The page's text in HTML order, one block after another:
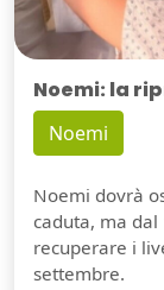
Noemi: la
Noemi
Noemi dovrà
caduta, ma
recuperare i
settembre.